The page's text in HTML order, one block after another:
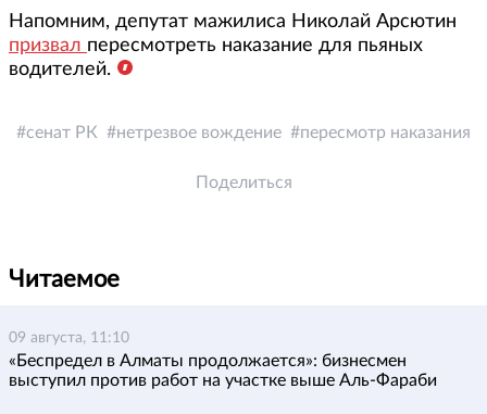
Напомним, депутат мажилиса Николай Арсютин
призвал пересмотреть наказание для пьяных
водителей.
сенат РК нетрезвое вождение пересмотр наказания
Поделиться
Читаемое
09 августа, 11:10
«Беспредел в Алматы продолжается»: бизнесмен
выступил против работ на участке выше Аль-Фараби